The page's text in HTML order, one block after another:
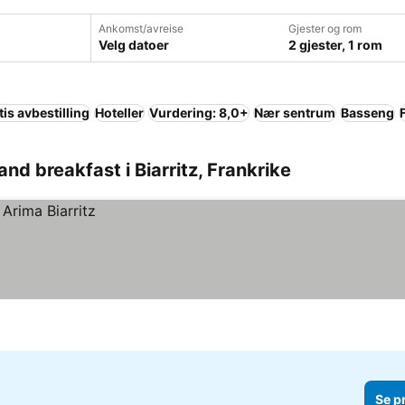
Ankomst/avreise
Velg datoer
Gjester og rom
2 gjester, 1 rom
avbestilling Hoteller Vurdering: 8,0+ Nær sentrum Basseng
breakfast i Biarritz, Frankrike
Se